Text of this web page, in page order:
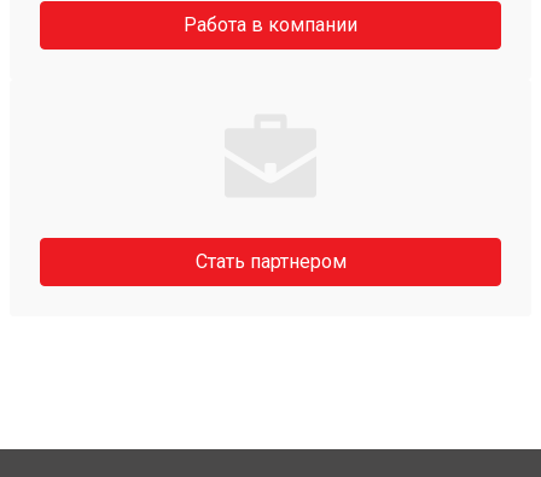
Работа в компании
Стать партнером